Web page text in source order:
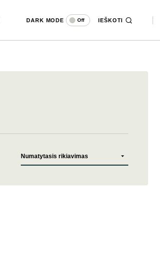
DARK MODE Off IEŠKOTI